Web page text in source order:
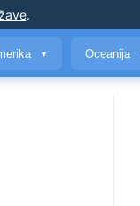
.
▼ Oceanija